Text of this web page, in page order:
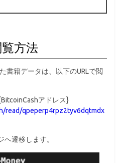
方法
書籍データは、以下のURLで閲
アドレス}
read/qpeperp4rpz2tyv6dqtmdx
へ遷移します。